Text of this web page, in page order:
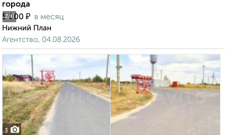
2/8
города
5 000 ₽ в месяц
Нижний План
Агентство, 04.08.2026
3